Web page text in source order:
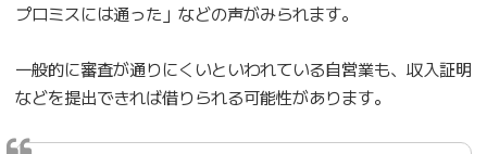
プロミスには通った」などの声がみられます。
一般的に審査が通りにくいといわれている自営業も、収入証明
などを提出できれば借りられる可能性があります。